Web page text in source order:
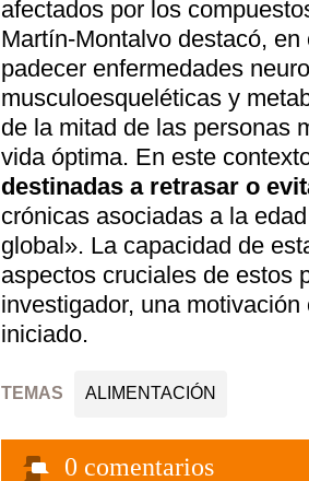
afectados por los
Martín-Montalvo destacó,
padecer enfermedades
musculoesqueléticas y
de la mitad de las personas
vida óptima. En este
destinadas a retrasar o
crónicas asociadas a la
global». La capacidad de
aspectos cruciales de estos
investigador, una
iniciado.
TEMAS ALIMENTACIÓN
0 comentarios